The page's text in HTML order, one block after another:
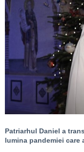
Patriarhul Daniel a
lumina pandemiei care